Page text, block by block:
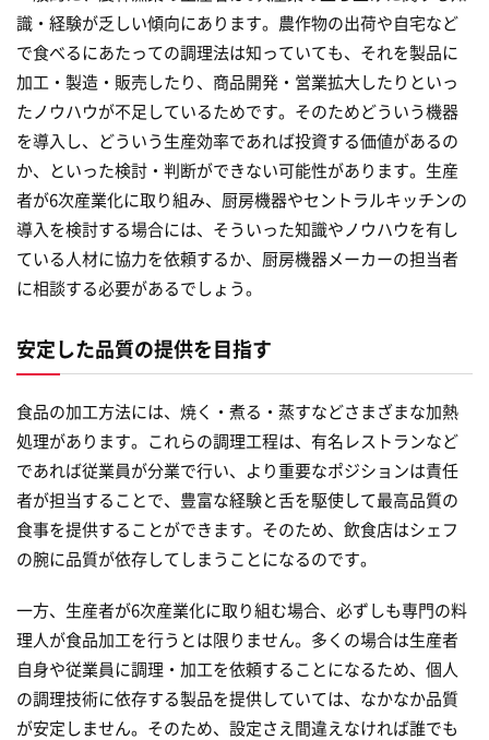
識・経験が乏しい傾向にあります。農作物の出荷や自宅など
で食べるにあたっての調理法は知っていても、それを製品に
加工・製造・販売したり、商品開発・営業拡大したりといっ
たノウハウが不足しているためです。そのためどういう機器
を導入し、どういう生産効率であれば投資する価値があるの
か、といった検討・判断ができない可能性があります。生産
者が6次産業化に取り組み、厨房機器やセントラルキッチンの
導入を検討する場合には、そういった知識やノウハウを有し
ている人材に協力を依頼するか、厨房機器メーカーの担当者
に相談する必要があるでしょう。
安定した品質の提供を目指す
食品の加工方法には、焼く・煮る・蒸すなどさまざまな加熱
処理があります。これらの調理工程は、有名レストランなど
であれば従業員が分業で行い、より重要なポジションは責任
者が担当することで、豊富な経験と舌を駆使して最高品質の
食事を提供することができます。そのため、飲食店はシェフ
の腕に品質が依存してしまうことになるのです。
一方、生産者が6次産業化に取り組む場合、必ずしも専門の料
理人が食品加工を行うとは限りません。多くの場合は生産者
自身や従業員に調理・加工を依頼することになるため、個人
の調理技術に依存する製品を提供していては、なかなか品質
が安定しません。そのため、設定さえ間違えなければ誰でも